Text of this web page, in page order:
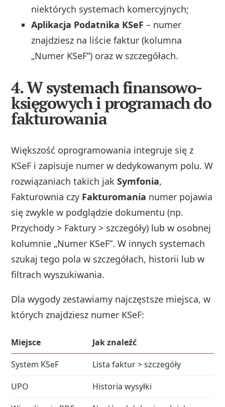
niektórych systemach komercyjnych;
Aplikacja Podatnika KSeF – numer
znajdziesz na liście faktur (kolumna
„Numer KSeF”) oraz w szczegółach.
4. W systemach finansowo-
księgowych i programach do
fakturowania
Większość oprogramowania integruje się z
KSeF i zapisuje numer w dedykowanym polu. W
rozwiązaniach takich jakSymfonia,
Fakturownia czy Fakturomania numer pojawia
się zwykle w podglądzie dokumentu (np.
Przychody > Faktury > szczegóły) lub w osobnej
kolumnie „Numer KSeF”. W innych systemach
szukaj tego pola w szczegółach, historii lub w
filtrach wyszukiwania.
Dla wygody zestawiamy najczęstsze miejsca, w
których znajdziesz numer KSeF:
Miejsce
Jak znaleźć
System KSeF
Lista faktur > szczegóły
UPO
Historia wysyłki